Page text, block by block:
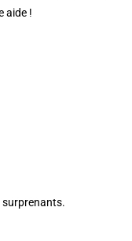
aide !
surprenants.